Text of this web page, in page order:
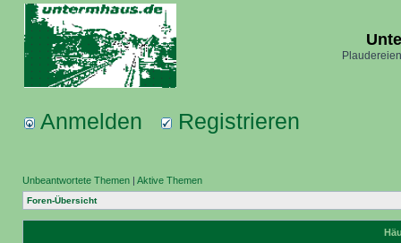
Anmelden Registrieren
Unbeantwortete Themen | Aktive Themen
Foren-Übersicht